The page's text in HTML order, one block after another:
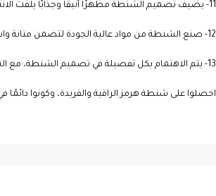
11- يضيف تصميم الشنطة مظهرًا أنيقًا وجذابًا يلفت الانتباه.
12- صنع الشنطة من مواد عالية الجودة لتضمن متانة واستدامة على المدى الطويل.
13- يتم الاهتمام بكل تفصيلة في تصميم الشنطة، مع التركيز على الخياطة والزخارف لضمان الأناقة والفخامة .
احصلوا على شنطة هرمز الراقية والفريدة، وكونوا دائمًا